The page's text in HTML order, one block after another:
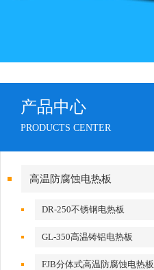
产品中心
PRODUCTS CENTER
高温防腐蚀电热板
DR-250不锈钢电热板
GL-350高温铸铝电热板
FJB分体式高温防腐蚀电热板